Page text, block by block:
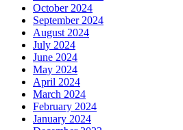
October 2024
September 2024
August 2024
July 2024
June 2024
May 2024
April 2024
March 2024
February 2024
January 2024